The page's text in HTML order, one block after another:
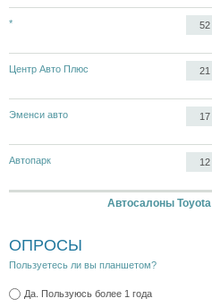
* 52
Центр Авто Плюс 21
Эменси авто 17
Автопарк 12
Автосалоны Toyota
ОПРОСЫ
Пользуетесь ли вы планшетом?
Да. Пользуюсь более 1 года